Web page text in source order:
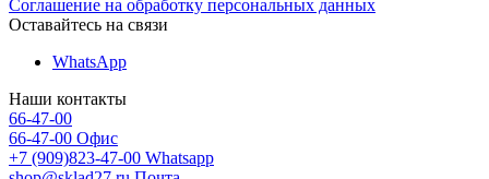
Соглашение на обработку персональных данных
Оставайтесь на связи
WhatsApp
Наши контакты
66-47-00
66-47-00 Офис
+7 (909)823-47-00 Whatsapp